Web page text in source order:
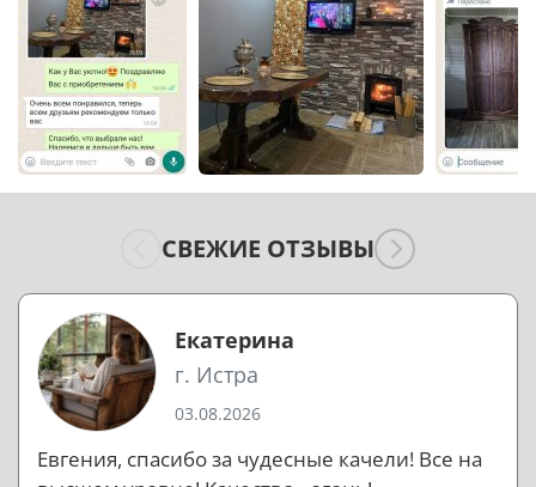
СВЕЖИЕ ОТЗЫВЫ
Екатерина
г. Истра
03.08.2026
Евгения, спасибо за чудесные качели! Все на